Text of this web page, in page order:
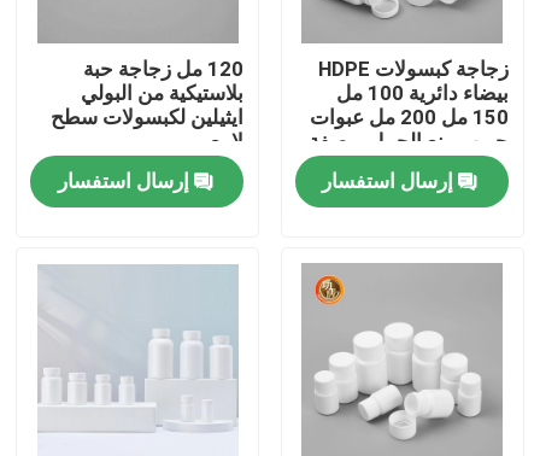
جولة في المعمل
ضبط الجودة
اتصل بنا
زجاجة حبوب بلاستيكية
زجاجة صلصة ضغط بلاستيكية
زجاجة كبسولات HDPE
بيضاء دائرية 100 مل
150 مل 200 مل عبوات
حبوب منع الحمل بوصفة
طبية
إرسال استفسار
120 مل زجاجة حبة
بلاستيكية من البولي
ايثيلين لكبسولات سطح
لامع
إرسال استفسار